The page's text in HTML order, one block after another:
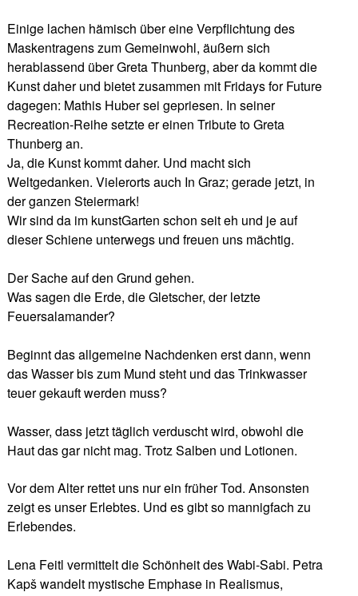
Einige lachen hämisch über eine Verpflichtung des
Maskentragens zum Gemeinwohl, äußern sich
herablassend über Greta Thunberg, aber da kommt die
Kunst daher und bietet zusammen mit Fridays for Future
dagegen: Mathis Huber sei gepriesen. In seiner
Recreation-Reihe setzte er einen Tribute to Greta
Thunberg an.
Ja, die Kunst kommt daher. Und macht sich
Weltgedanken. Vielerorts auch In Graz; gerade jetzt, in
der ganzen Steiermark!
Wir sind da im kunstGarten schon seit eh und je auf
dieser Schiene unterwegs und freuen uns mächtig.
Der Sache auf den Grund gehen.
Was sagen die Erde, die Gletscher, der letzte
Feuersalamander?
Beginnt das allgemeine Nachdenken erst dann, wenn
das Wasser bis zum Mund steht und das Trinkwasser
teuer gekauft werden muss?
Wasser, dass jetzt täglich verduscht wird, obwohl die
Haut das gar nicht mag. Trotz Salben und Lotionen.
Vor dem Alter rettet uns nur ein früher Tod. Ansonsten
zeigt es unser Erlebtes. Und es gibt so mannigfach zu
Erlebendes.
Lena Feitl vermittelt die Schönheit des Wabi-Sabi. Petra
Kapš wandelt mystische Emphase in Realismus,